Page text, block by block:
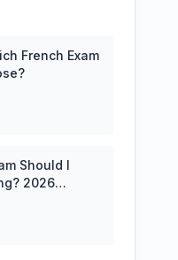
French Exam
Should I
2026
Dates